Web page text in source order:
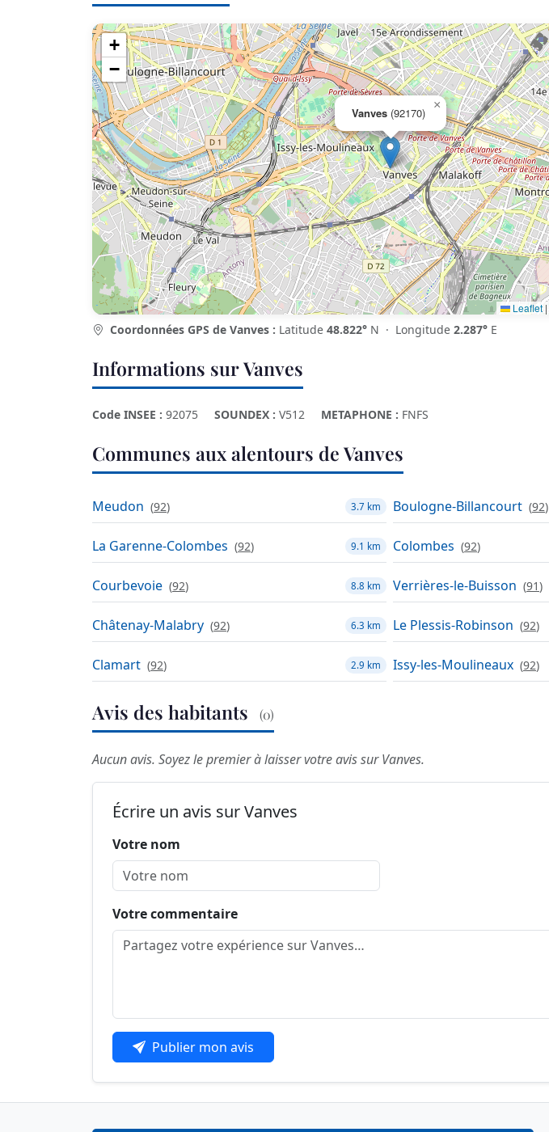
Vanves (92170)
×
+
−
Leaflet |
Coordonnées GPS de Vanves : Latitude 48.822° N · Longitude 2.287° E
Informations sur Vanves
Code INSEE : 92075 SOUNDEX : V512 METAPHONE : FNFS
Communes aux alentours de Vanves
Meudon (92) 3.7 km Boulogne-Billancourt (92)
La Garenne-Colombes (92) 9.1 km Colombes (92)
Courbevoie (92) 8.8 km Verrières-le-Buisson (91)
Châtenay-Malabry (92) 6.3 km Le Plessis-Robinson (92)
Clamart (92) 2.9 km Issy-les-Moulineaux (92)
Avis des habitants (0)
Aucun avis. Soyez le premier à laisser votre avis sur Vanves.
Écrire un avis sur Vanves
Votre nom
Votre commentaire
Publier mon avis